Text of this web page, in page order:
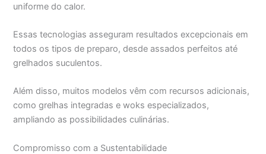
uniforme do calor.
Essas tecnologias asseguram resultados excepcionais em
todos os tipos de preparo, desde assados perfeitos até
grelhados suculentos.
Além disso, muitos modelos vêm com recursos adicionais,
como grelhas integradas e woks especializados,
ampliando as possibilidades culinárias.
Compromisso com a Sustentabilidade